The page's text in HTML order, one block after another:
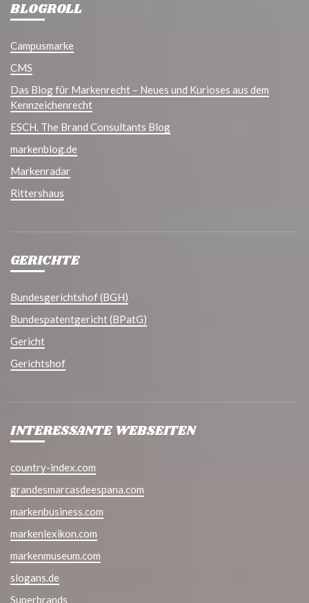
BLOGROLL
Campusmarke
CMS
Das Blog für Markenrecht – Neues und Kurioses aus dem
Kennzeichenrecht
ESCH. The Brand Consultants Blog
markenblog.de
Markenradar
Rittershaus
GERICHTE
Bundesgerichtshof (BGH)
Bundespatentgericht (BPatG)
Gericht
Gerichtshof
INTERESSANTE WEBSEITEN
country-index.com
grandesmarcasdeespana.com
markenbusiness.com
markenlexikon.com
markenmuseum.com
slogans.de
Superbrands